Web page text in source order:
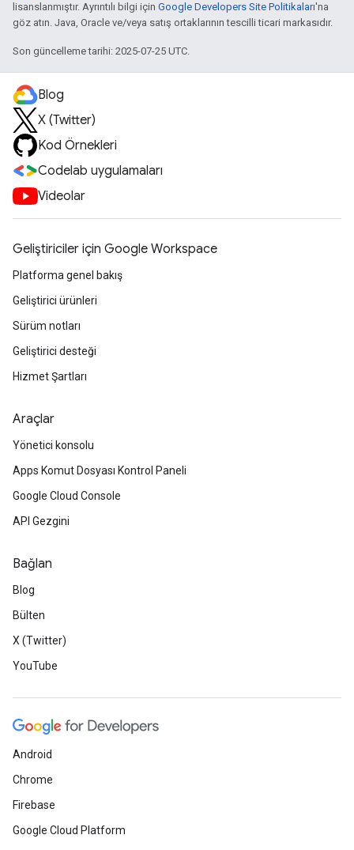
lisanslanmıştır. Ayrıntılı bilgi için Google Developers Site Politikaları'na
göz atın. Java, Oracle ve/veya satış ortaklarının tescilli ticari markasıdır.
Son güncelleme tarihi: 2025-07-25 UTC.
Blog
X (Twitter)
Kod Örnekleri
Codelab uygulamaları
Videolar
Geliştiriciler için Google Workspace
Platforma genel bakış
Geliştirici ürünleri
Sürüm notları
Geliştirici desteği
Hizmet Şartları
Araçlar
Yönetici konsolu
Apps Komut Dosyası Kontrol Paneli
Google Cloud Console
API Gezgini
Bağlan
Blog
Bülten
X (Twitter)
YouTube
Android
Chrome
Firebase
Google Cloud Platform